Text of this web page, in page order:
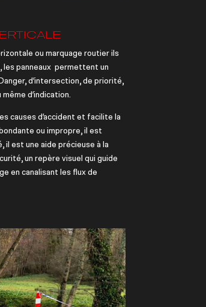
ou marquage routier ils
les panneaux permettent un
d’intersection, de priorité,
d’indication.
causes d’accident et facilite la
ou impropre, il est
il est une aide précieuse à la
un repère visuel qui guide
en canalisant les flux de